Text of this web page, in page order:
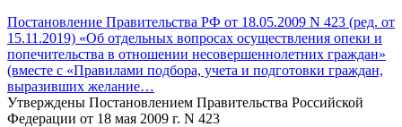
Постановление Правительства РФ от 18.05.2009 N 423 (ред. от
15.11.2019) «Об отдельных вопросах осуществления опеки и
попечительства в отношении несовершеннолетних граждан»
(вместе с «Правилами подбора, учета и подготовки граждан,
выразивших желание…
Утверждены Постановлением Правительства Российской
Федерации от 18 мая 2009 г. N 423